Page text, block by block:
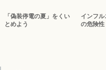
「偽装停電の夏」をくい
とめよう
インフ
の危険性